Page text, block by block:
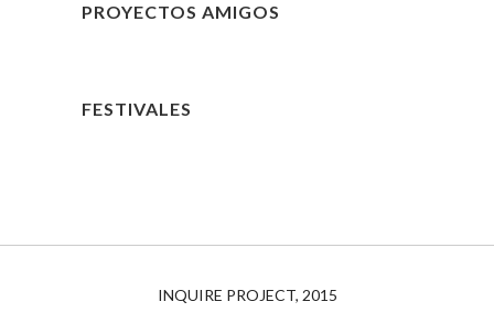
PROYECTOS AMIGOS
FESTIVALES
INQUIRE PROJECT, 2015